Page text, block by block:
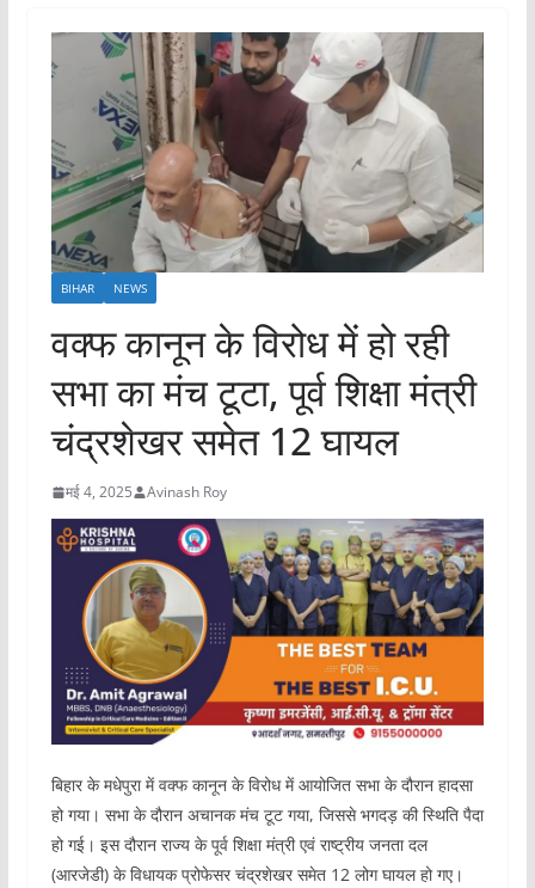
BIHAR NEWS
वक्फ कानून के विरोध में हो रही
सभा का मंच टूटा, पूर्व शिक्षा मंत्री
चंद्रशेखर समेत 12 घायल
मई 4, 2025 Avinash Roy
बिहार के मधेपुरा में वक्फ कानून के विरोध में आयोजित सभा के दौरान हादसा
हो गया। सभा के दौरान अचानक मंच टूट गया, जिससे भगदड़ की स्थिति पैदा
हो गई। इस दौरान राज्य के पूर्व शिक्षा मंत्री एवं राष्ट्रीय जनता दल
(आरजेडी) के विधायक प्रोफेसर चंद्रशेखर समेत 12 लोग घायल हो गए।